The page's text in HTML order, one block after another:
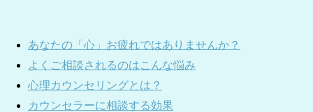
あなたの「心」お疲れではありませんか？
よくご相談されるのはこんな悩み
心理カウンセリングとは？
カウンセラーに相談する効果